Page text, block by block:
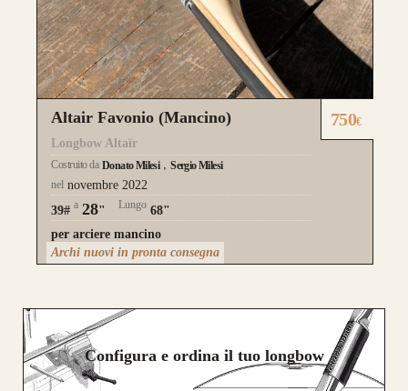
Altair Favonio (Mancino)
Longbow Altaïr
Costruito da Donato Milesi
Sergio Milesi
nel novembre 2022
39# a 28" Lungo 68"
per arciere mancino
750€
Archi nuovi in pronta consegna
Configura e ordina il tuo longbow